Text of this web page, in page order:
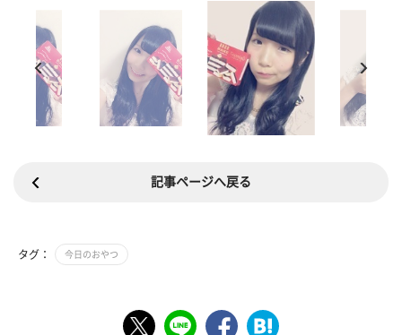
記事ページへ戻る
タグ： 今日のおやつ